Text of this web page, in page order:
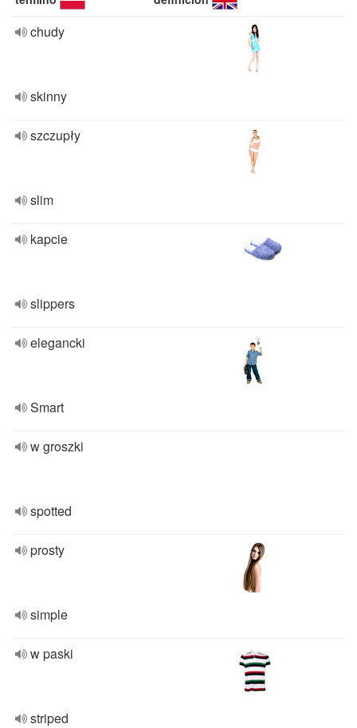
chudy
skinny
szczupły
slim
kapcie
slippers
elegancki
Smart
w groszki
spotted
prosty
simple
w paski
striped